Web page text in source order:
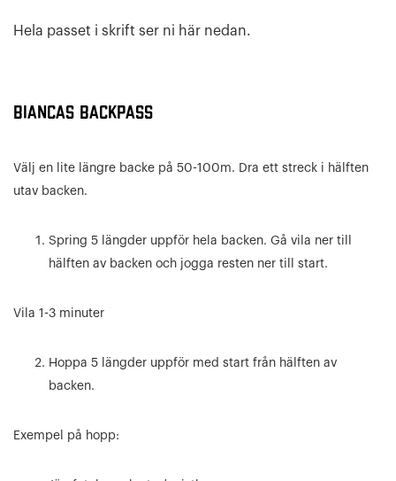
Hela passet i skrift ser ni här nedan.
Biancas Backpass
Välj en lite längre backe på 50-100m. Dra ett streck i hälften
utav backen.
Spring 5 längder uppför hela backen. Gå vila ner till
hälften av backen och jogga resten ner till start.
Vila 1-3 minuter
Hoppa 5 längder uppför med start från hälften av
backen.
Exempel på hopp: